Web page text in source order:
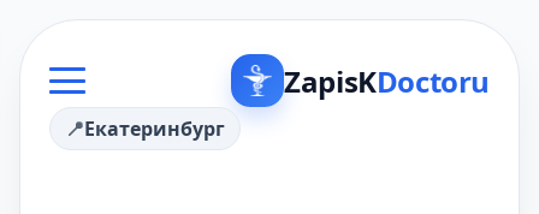
ZapisKDoctoru
Екатеринбург